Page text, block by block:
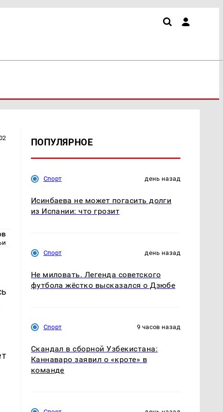
ПОПУЛЯРНОЕ
Спорт день назад
Исинбаева не может погасить долги
из Испании: что грозит
Спорт день назад
Не миловать. Легенда советского
футбола жёстко высказался о Дзюбе
Спорт 9 часов назад
Скандал в сборной Узбекистана:
Каннаваро заявил о «кроте» в
команде